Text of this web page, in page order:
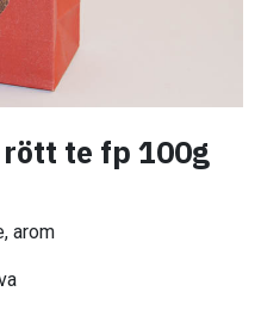
te fp 100g
arom